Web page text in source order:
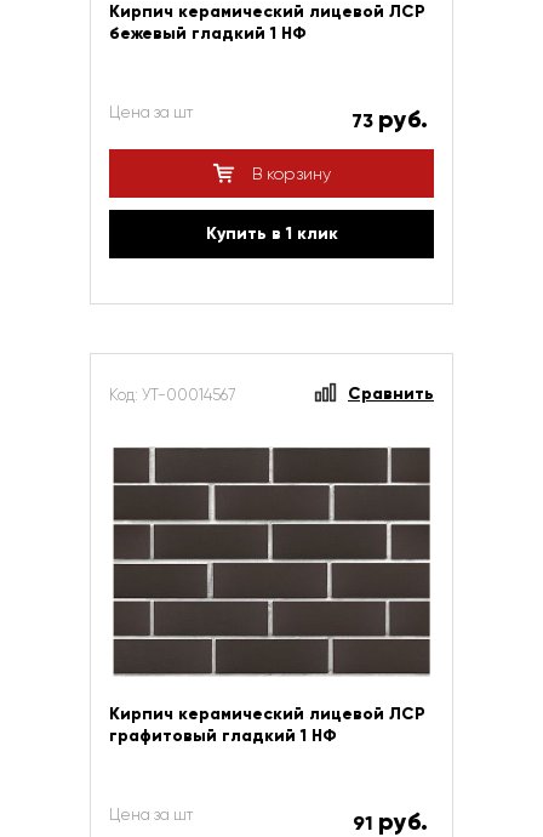
Кирпич керамический лицевой ЛСР
бежевый гладкий 1 НФ
Цена за шт 73 руб.
В корзину
Купить в 1 клик
Код: УТ-00014567 Сравнить
Кирпич керамический лицевой ЛСР
графитовый гладкий 1 НФ
Цена за шт 91 руб.